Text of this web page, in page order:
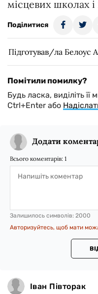
місцевих школах і
Поділитися
Підготував/ла Белоус
Помітили помилку?
Будь ласка, виділіть
Ctrl+Enter або
Додати
Всього коментарів: 1
Залишилось символів: 2000
Авторизуйтесь, щоб мати
Іван Півторак